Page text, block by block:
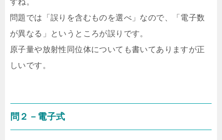
すね。
問題では「誤りを含むものを選べ」なので、「電子数
が異なる」というところが誤りです。
原子量や放射性同位体についても書いてありますが正
しいです。
問２－電子式